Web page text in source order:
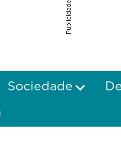
Publicidade
Sociedade